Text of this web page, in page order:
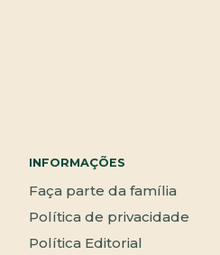
INFORMAÇÕES
Faça parte da família
Política de privacidade
Política Editorial